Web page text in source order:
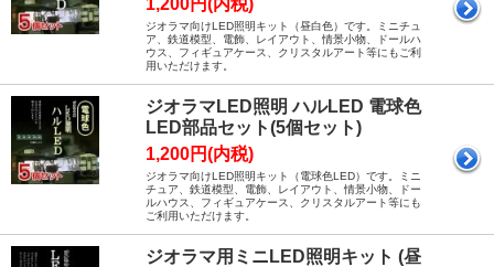
1,200円(内税)
ジオラマ向けLED照明キット（昼白色）です。ミニチュ
ア、鉄道模型、電飾、レイアウト、情景小物、ドールハ
ウス、フィギュアケース、クリスタルアート等にもご利
用いただけます。
ジオラマLED照明 ハルLED 電球色
LED部品セット(5個セット)
1,200円(内税)
ジオラマ向けLED照明キット（電球色LED）です。ミニ
チュア、鉄道模型、電飾、レイアウト、情景小物、ドー
ルハウス、フィギュアケース、クリスタルアート等にも
ご利用いただけます。
ジオラマ用ミニLED照明キット (昼